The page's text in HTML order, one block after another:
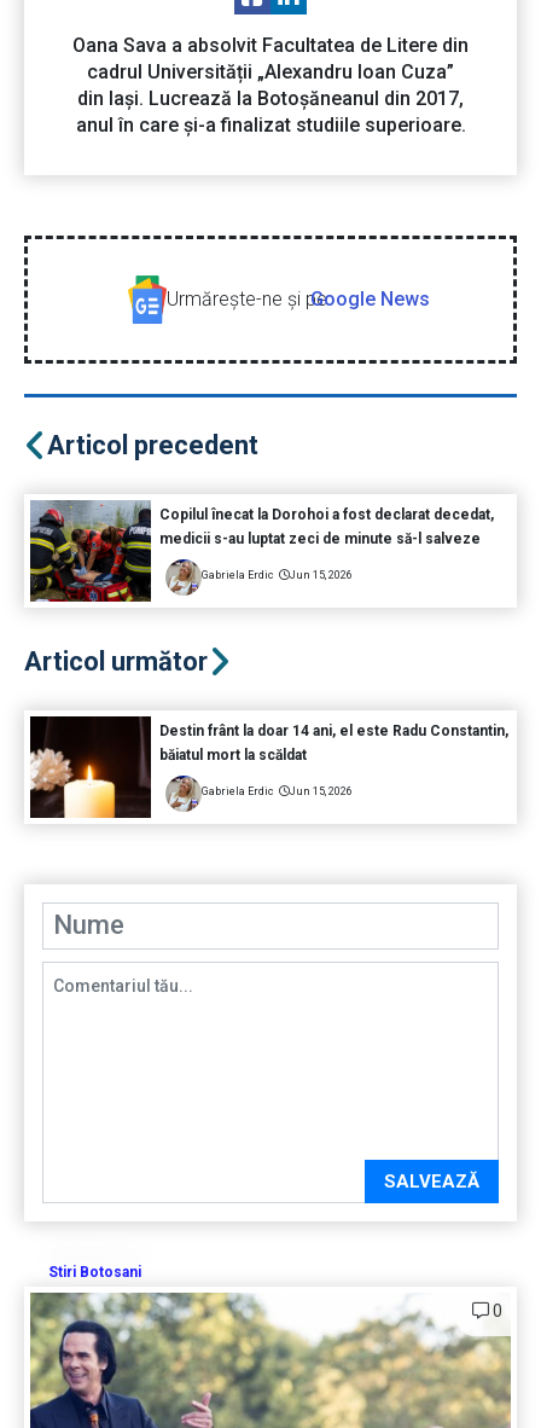
Oana Sava a absolvit Facultatea de Litere din
cadrul Universității „Alexandru Ioan Cuza”
din Iași. Lucrează la Botoșăneanul din 2017,
anul în care și-a finalizat studiile superioare.
Urmăreşte-ne şi peGoogle News
Articol precedent
Copilul înecat la Dorohoi a fost declarat decedat,
medicii s-au luptat zeci de minute să-l salveze
Gabriela Erdic Jun 15, 2026
Articol următor
Destin frânt la doar 14 ani, el este Radu Constantin,
băiatul mort la scăldat
Gabriela Erdic Jun 15, 2026
SALVEAZĂ
Stiri Botosani
0